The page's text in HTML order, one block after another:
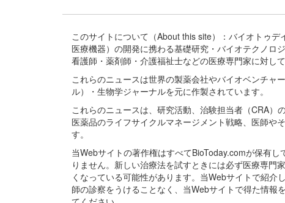
このサイトについて（About this site）：バイオトゥ
医療機器）の開発に携わる基礎研究・バイオテクノロ
看護師・薬剤師・介護福祉士などの医療専門家に対し
これらのニュースは世界の製薬会社やバイオベンチャ
ル）・生物学ジャーナルを元に作製されています。
これらのニュースは、研究活動、治験担当者（CRA）
医薬品のライフサイクルマネージメント戦略、医師や
す。
当Webサイトの著作権はすべてBioToday.comが保有
りません。新しい治療法を試すときには必ず医療専
くなっている可能性があります。当Webサイトで紹
師の診察をうけることなく、当Webサイトで得た情報